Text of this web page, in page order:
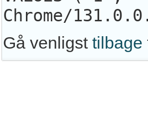
Chrome/
Gå venligst tilbage